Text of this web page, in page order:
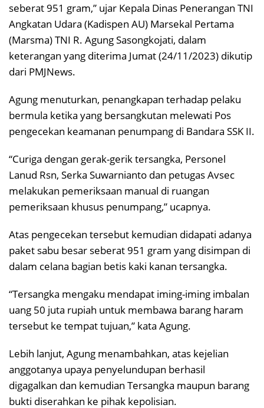
seberat 951 gram,” ujar Kepala Dinas Penerangan TNI
Angkatan Udara (Kadispen AU) Marsekal Pertama
(Marsma) TNI R. Agung Sasongkojati, dalam
keterangan yang diterima Jumat (24/11/2023) dikutip
dari PMJNews.
Agung menuturkan, penangkapan terhadap pelaku
bermula ketika yang bersangkutan melewati Pos
pengecekan keamanan penumpang di Bandara SSK II.
“Curiga dengan gerak-gerik tersangka, Personel
Lanud Rsn, Serka Suwarnianto dan petugas Avsec
melakukan pemeriksaan manual di ruangan
pemeriksaan khusus penumpang,” ucapnya.
Atas pengecekan tersebut kemudian didapati adanya
paket sabu besar seberat 951 gram yang disimpan di
dalam celana bagian betis kaki kanan tersangka.
“Tersangka mengaku mendapat iming-iming imbalan
uang 50 juta rupiah untuk membawa barang haram
tersebut ke tempat tujuan,” kata Agung.
Lebih lanjut, Agung menambahkan, atas kejelian
anggotanya upaya penyelundupan berhasil
digagalkan dan kemudian Tersangka maupun barang
bukti diserahkan ke pihak kepolisian.